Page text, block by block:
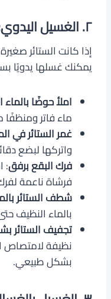
٢. الغسيل اليدوي:
إذا كانت الستائر
يمكنك غسلها يدويًا
املأ حوضًا
ماء فاتر ومنظفًا
غمر الستائر في
واتركها لبضع
فرك البقع برفق:
فرشاة ناعمة
شطف الستائر
بالماء النظيف
تجفيف الستائر
نظيفة لامتصاص
بشكل طبيعي.